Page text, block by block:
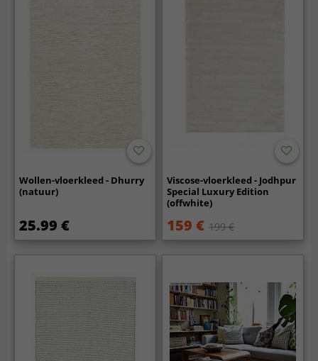
Wollen-vloerkleed - Dhurry
(natuur)
25.99 €
Viscose-vloerkleed - Jodhpur
Special Luxury Edition
(offwhite)
159 € 199 €